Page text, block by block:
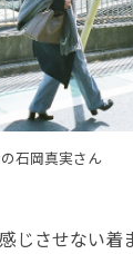
石岡真実さん
じさせない着